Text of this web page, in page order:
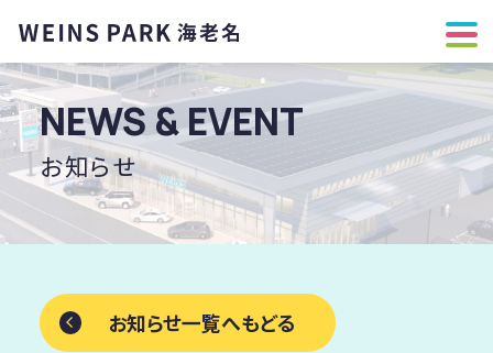
NEWS & EVENT
お知らせ
お知らせ一覧へもどる